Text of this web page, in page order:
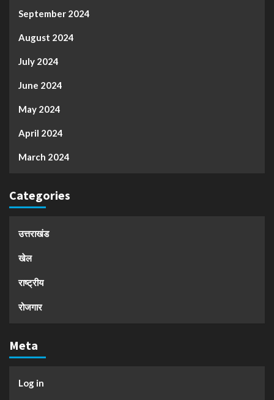
September 2024
August 2024
July 2024
June 2024
May 2024
April 2024
March 2024
Categories
उत्तराखंड
खेल
राष्ट्रीय
रोजगार
Meta
Log in